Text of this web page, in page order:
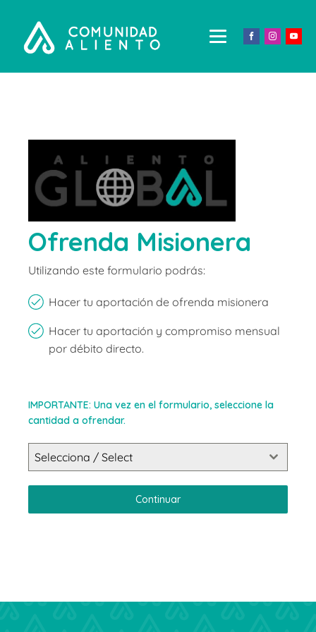
Ofrenda Misionera
Utilizando este formulario podrás:
Hacer tu aportación de ofrenda misionera
Hacer tu aportación y compromiso mensual
por débito directo.
IMPORTANTE: Una vez en el formulario, seleccione la
cantidad a ofrendar.
Selecciona / Select
Continuar